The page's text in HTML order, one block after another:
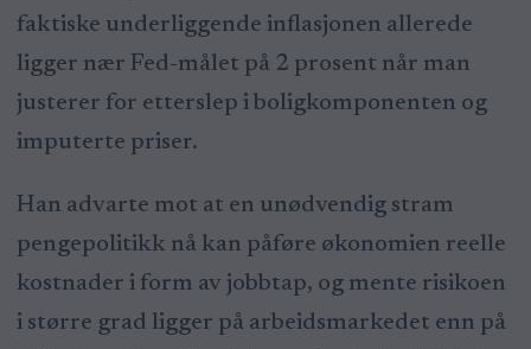
faktiske underliggende inflasjonen allerede
ligger nær Fed-målet på 2 prosent når man
justerer for etterslep i boligkomponenten og
imputerte priser.
Han advarte mot at en unødvendig stram
pengepolitikk nå kan påføre økonomien reelle
kostnader i form av jobbtap, og mente risikoen
i større grad ligger på arbeidsmarkedet enn på